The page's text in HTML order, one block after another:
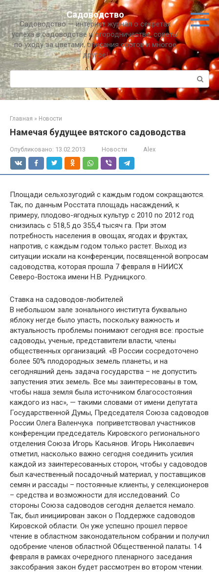
Перейти
к
контенту
Садоводство
Садоводство — интернет журнал о секретах
успеха в садоводстве и огородничестве, советы
по уходу за цветами, описания сортов и многое
другое!
Поиск:
Главная » Новости
Намечая будущее вятского садоводства
Опубликовано: 13.02.2013 Новости Alex
Площади сельхозугодий с каждым годом сокращаются.
Так, по данным Росстата площадь насаждений, к
примеру, плодово-ягодных культур с 2010 по 2012 год
снизилась с 518,5 до 355,4 тысяч га. При этом
потребность населения в овощах, ягодах и фруктах,
напротив, с каждым годом только растет. Выход из
ситуации искали на конференции, посвященной вопросам
садоводства, которая прошла 7 февраля в НИИСХ
Северо-Востока имени Н.В. Рудницкого.
Ставка на садоводов-любителей
В небольшом зале зонального института буквально
яблоку негде было упасть, поскольку важность и
актуальность проблемы понимают сегодня все: простые
садоводы, ученые, представители власти, члены
общественных организаций. «В России сосредоточено
более 50% плодородных земель планеты, и на
сегодняшний день задача государства – не допустить
запустения этих земель. Все мы заинтересованы в том,
чтобы наша земля была источником благосостояния
каждого из нас», — такими словами от имени депутата
Государственной Думы, Председателя Союза садоводов
России Олега Валенчука поприветствовал участников
конференции председатель Кировского регионального
отделения Союза Игорь Касьянов. Игорь Николаевич
отметил, насколько важно сегодня соединить усилия
каждой из заинтересованных сторон, чтобы у садоводов
был качественный посадочный материал, у поставщиков
семян и рассады – постоянные клиенты, у селекционеров
– средства и возможности для исследований. Со
стороны Союза садоводов сегодня делается немало.
Так, был инициирован закон о Поддержке садоводов
Кировской области. Он уже успешно прошел первое
чтение в областном законодательном собрании и получил
одобрение членов областной Общественной палаты. 14
февраля в рамках очередного пленарного заседания
заксобрания закон будет рассмотрен во втором чтении.